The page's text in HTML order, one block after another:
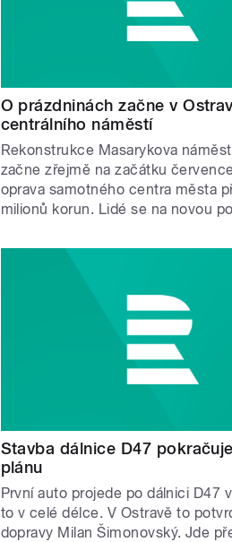
O prázdninách začne v
centrálního náměstí
Rekonstrukce Masarykova
začne zřejmě na začátku
oprava samotného centra města
milionů korun. Lidé se na novou
Stavba dálnice D47
plánu
První auto projede po dálnici D47
to v celé délce. V Ostravě to
dopravy Milan Šimonovský. Jde